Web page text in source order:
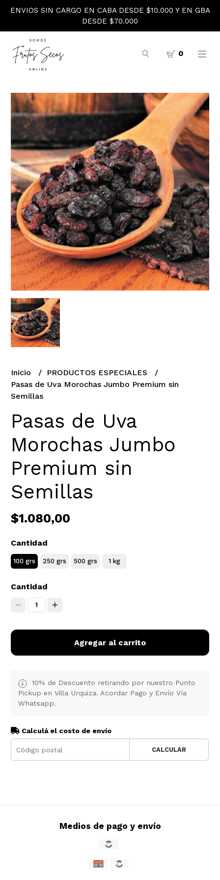
ENVIOS SIN CARGO EN CABA DESDE $10.000 Y EN GBA
DESDE $70.000
0
Inicio
PRODUCTOS ESPECIALES
Pasas de Uva Morochas Jumbo Premium sin
Semillas
Pasas de Uva
Morochas Jumbo
Premium sin
Semillas
$1.080,00
Cantidad
100 grs 250 grs 500 grs 1 kg
Cantidad
1
Agregar al carrito
10% de Descuento retirando por nuestro Punto
Pickup en Villa Urquiza. Acordar Pago y Envío Vía
Whatsapp.
Calculá el costo de envío
CALCULAR
Medios de pago y envío